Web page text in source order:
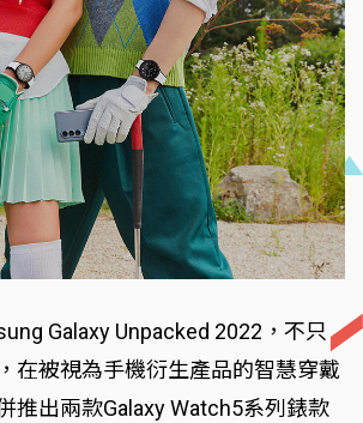
Galaxy Unpacked 2022，不只
在被視為手機衍生產品的智慧穿戴
推出兩款Galaxy Watch5系列錶款